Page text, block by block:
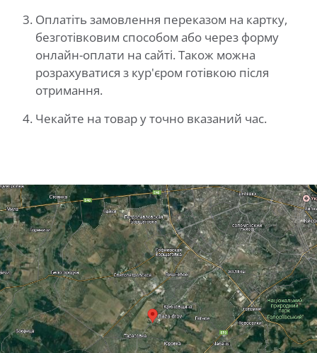
Оплатіть замовлення переказом на картку,
безготівковим способом або через форму
онлайн-оплати на сайті. Також можна
розрахуватися з кур'єром готівкою після
отримання.
Чекайте на товар у точно вказаний час.